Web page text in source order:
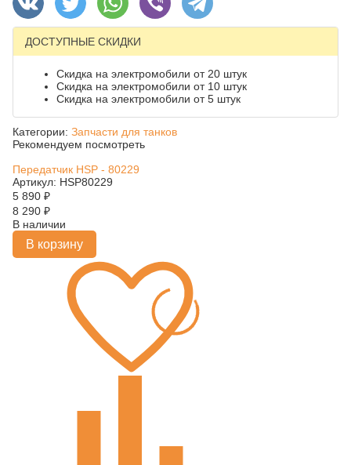
ДОСТУПНЫЕ СКИДКИ
Скидка на электромобили от 20 штук
Скидка на электромобили от 10 штук
Скидка на электромобили от 5 штук
Категории: Запчасти для танков
Рекомендуем посмотреть
Передатчик HSP - 80229
Артикул: HSP80229
5 890 ₽
8 290 ₽
В наличии
В корзину